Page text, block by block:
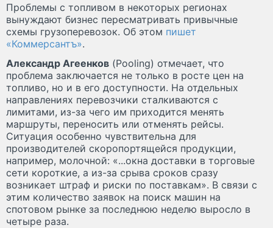
Проблемы с топливом в некоторых регионах
вынуждают бизнес пересматривать привычные
схемы грузоперевозок. Об этом пишет
«Коммерсантъ».
Александр Агеенков (Pooling) отмечает, что
проблема заключается не только в росте цен на
топливо, но и в его доступности. На отдельных
направлениях перевозчики сталкиваются с
лимитами, из-за чего им приходится менять
маршруты, переносить или отменять рейсы.
Ситуация особенно чувствительна для
производителей скоропортящейся продукции,
например, молочной: «...окна доставки в торговые
сети короткие, а из-за срыва сроков сразу
возникает штраф и риски по поставкам». В связи с
этим количество заявок на поиск машин на
спотовом рынке за последнюю неделю выросло в
четыре раза.